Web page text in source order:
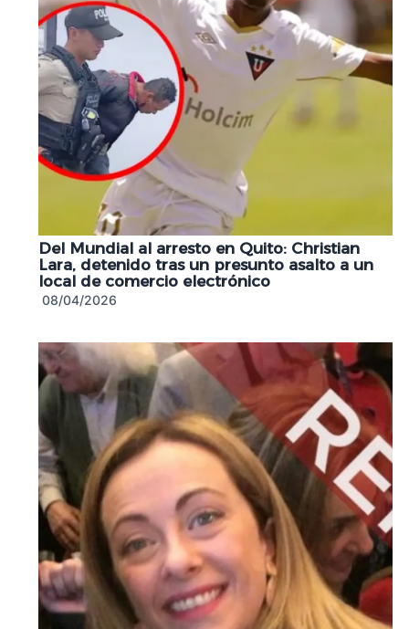
Del Mundial al arresto en Quito: Christian
Lara, detenido tras un presunto asalto a un
local de comercio electrónico
08/04/2026